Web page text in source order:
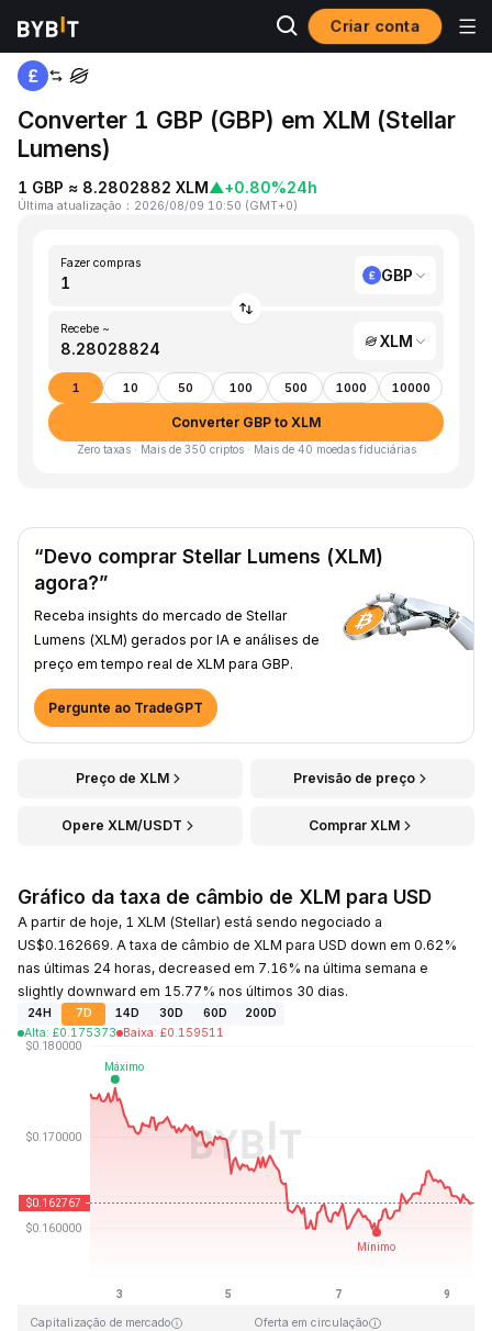
Criar conta
Página inicial
Converter 1 GBP (GBP) em XLM (Stellar
Lumens)
1 GBP ≈ 8.2802882 XLM▲+0.80%24h
Última atualização ： 2026/08/09 10:50 (GMT+0)
Fazer compras
GBP
Recebe ~
XLM
1 10 50 100 500 1000 10000
Converter GBP to XLM
Zero taxas · Mais de 350 criptos · Mais de 40 moedas fiduciárias
“Devo comprar Stellar Lumens (XLM)
agora?”
Receba insights do mercado de Stellar
Lumens (XLM) gerados por IA e análises de
preço em tempo real de XLM para GBP.
Pergunte ao TradeGPT
Preço de XLM Previsão de preço
Opere XLM/USDT Comprar XLM
Gráfico da taxa de câmbio de XLM para USD
A partir de hoje, 1 XLM (Stellar) está sendo negociado a
US$0.162669. A taxa de câmbio de XLM para USD down em 0.62%
nas últimas 24 horas, decreased em 7.16% na última semana e
slightly downward em 15.77% nos últimos 30 dias.
24H 7D 14D 30D 60D
200D
Alta: £0.175373 Baixa: £0.159511
Capitalização de mercado Oferta em circulação